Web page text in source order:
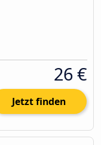
26 €
Jetzt finden